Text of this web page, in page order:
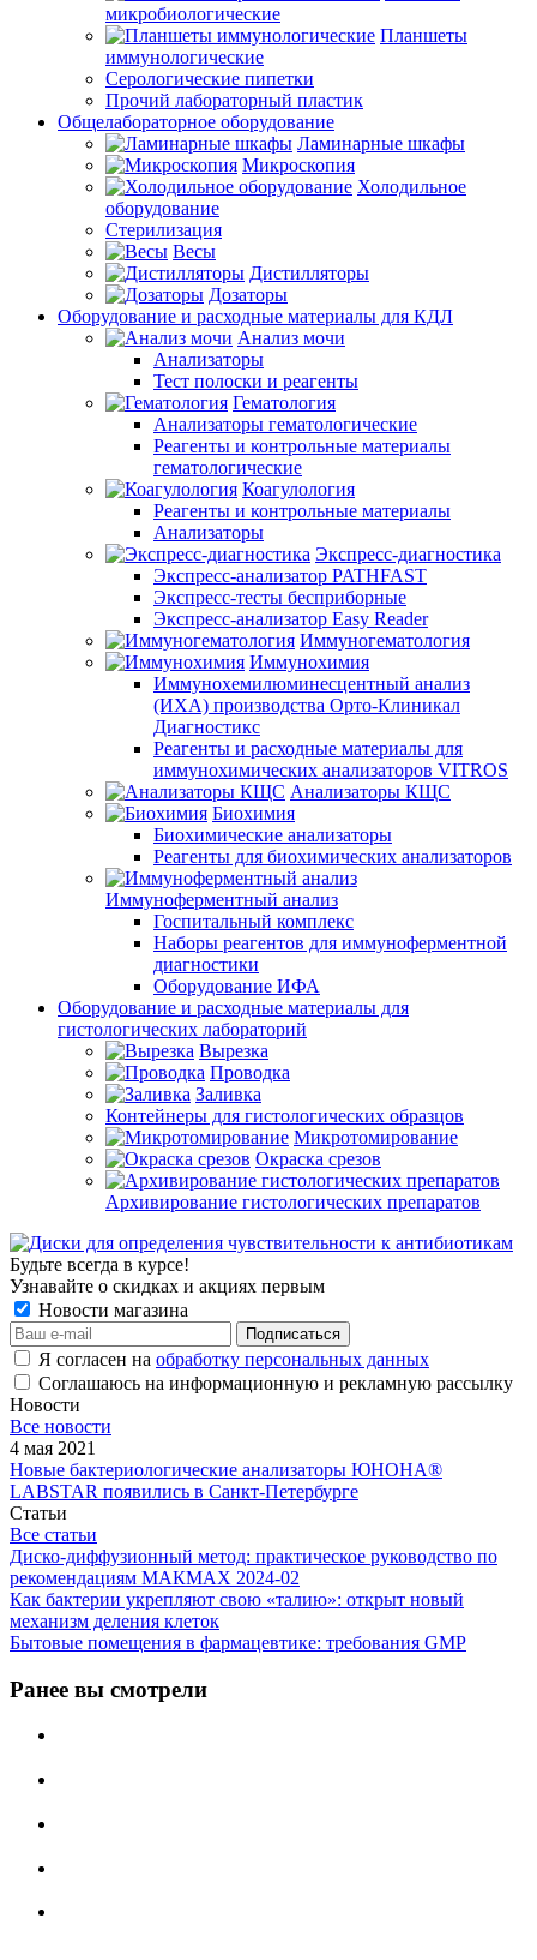
микробиологические
Планшеты
иммунологические
Серологические пипетки
Прочий лабораторный пластик
Общелабораторное оборудование
Ламинарные шкафы
Микроскопия
Холодильное
оборудование
Стерилизация
Весы
Дистилляторы
Дозаторы
Оборудование и расходные материалы для КДЛ
Анализ мочи
Анализаторы
Тест полоски и реагенты
Гематология
Анализаторы гематологические
Реагенты и контрольные материалы
гематологические
Коагулология
Реагенты и контрольные материалы
Анализаторы
Экспресс-диагностика
Экспресс-анализатор PATHFAST
Экспресс-тесты бесприборные
Экспресс-анализатор Easy Reader
Иммуногематология
Иммунохимия
Иммунохемилюминесцентный анализ
(ИХА) производства Орто-Клиникал
Диагностикс
Реагенты и расходные материалы для
иммунохимических анализаторов VITROS
Анализаторы КЩС
Биохимия
Биохимические анализаторы
Реагенты для биохимических анализаторов
Иммуноферментный анализ
Госпитальный комплекс
Наборы реагентов для иммуноферментной
диагностики
Оборудование ИФА
Оборудование и расходные материалы для
гистологических лабораторий
Вырезка
Проводка
Заливка
Контейнеры для гистологических образцов
Микротомирование
Окраска срезов
Архивирование гистологических препаратов
Будьте всегда в курсе!
Узнавайте о скидках и акциях первым
Новости магазина
Я согласен на обработку персональных данных
Соглашаюсь на информационную и рекламную рассылку
Новости
Все новости
4 мая 2021
Новые бактериологические анализаторы ЮНОНА®
LABSTAR появились в Санкт-Петербурге
Статьи
Все статьи
Диско-диффузионный метод: практическое руководство по
рекомендациям МАКМАХ 2024-02
Как бактерии укрепляют свою «талию»: открыт новый
механизм деления клеток
Бытовые помещения в фармацевтике: требования GMP
Ранее вы смотрели